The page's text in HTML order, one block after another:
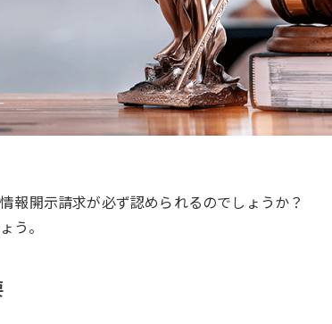
報開示請求が必ず認められるのでしょうか？
う。